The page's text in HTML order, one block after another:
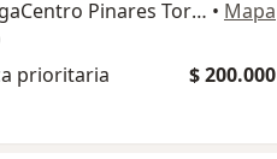
Cra. 18 #12-50 MegaCentro Pinares Torre 1 Consultorio 705, Pereira • Mapa
prioritaria $ 200.000